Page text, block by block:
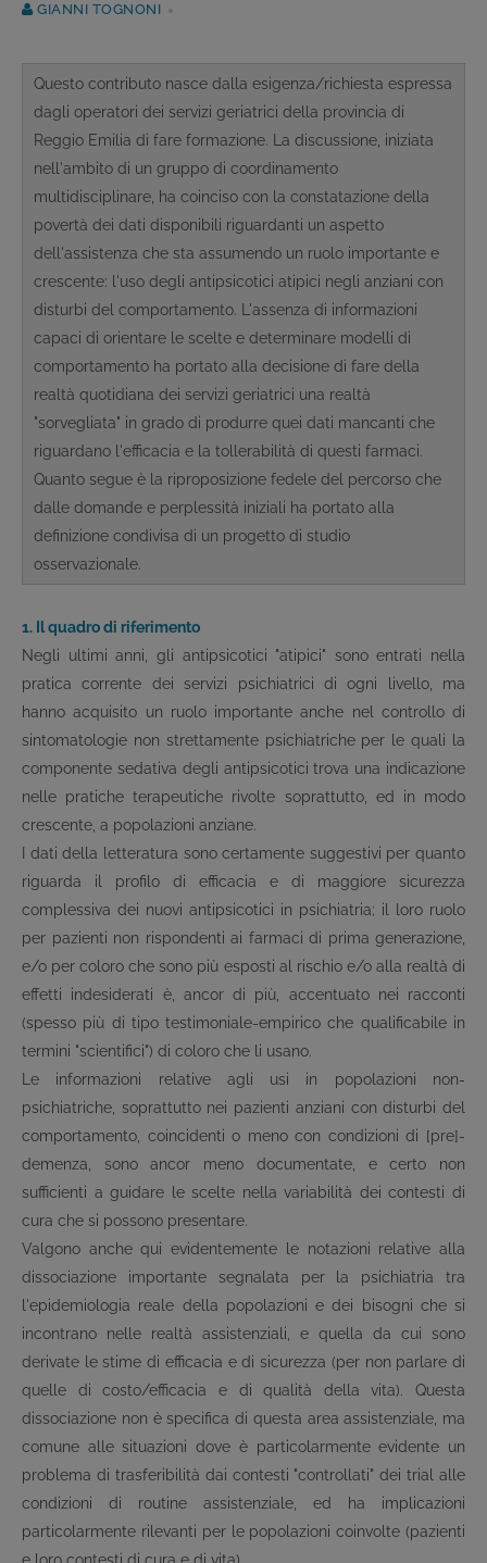
GIANNI TOGNONI
Questo contributo nasce dalla esigenza/richiesta espressa
dagli operatori dei servizi geriatrici della provincia di
Reggio Emilia di fare formazione. La discussione, iniziata
nell'ambito di un gruppo di coordinamento
multidisciplinare, ha coinciso con la constatazione della
povertà dei dati disponibili riguardanti un aspetto
dell'assistenza che sta assumendo un ruolo importante e
crescente: l'uso degli antipsicotici atipici negli anziani con
disturbi del comportamento. L'assenza di informazioni
capaci di orientare le scelte e determinare modelli di
comportamento ha portato alla decisione di fare della
realtà quotidiana dei servizi geriatrici una realtà
"sorvegliata" in grado di produrre quei dati mancanti che
riguardano l'efficacia e la tollerabilità di questi farmaci.
Quanto segue è la riproposizione fedele del percorso che
dalle domande e perplessità iniziali ha portato alla
definizione condivisa di un progetto di studio
osservazionale.
1. Il quadro di riferimento
Negli ultimi anni, gli antipsicotici "atipici" sono entrati nella
pratica corrente dei servizi psichiatrici di ogni livello, ma
hanno acquisito un ruolo importante anche nel controllo di
sintomatologie non strettamente psichiatriche per le quali la
componente sedativa degli antipsicotici trova una indicazione
nelle pratiche terapeutiche rivolte soprattutto, ed in modo
crescente, a popolazioni anziane.
I dati della letteratura sono certamente suggestivi per quanto
riguarda il profilo di efficacia e di maggiore sicurezza
complessiva dei nuovi antipsicotici in psichiatria; il loro ruolo
per pazienti non rispondenti ai farmaci di prima generazione,
e/o per coloro che sono più esposti al rischio e/o alla realtà di
effetti indesiderati è, ancor di più, accentuato nei racconti
(spesso più di tipo testimoniale-empirico che qualificabile in
termini "scientifici") di coloro che li usano.
Le informazioni relative agli usi in popolazioni non-
psichiatriche, soprattutto nei pazienti anziani con disturbi del
comportamento, coincidenti o meno con condizioni di [pre]-
demenza, sono ancor meno documentate, e certo non
sufficienti a guidare le scelte nella variabilità dei contesti di
cura che si possono presentare.
Valgono anche qui evidentemente le notazioni relative alla
dissociazione importante segnalata per la psichiatria tra
l'epidemiologia reale della popolazioni e dei bisogni che si
incontrano nelle realtà assistenziali, e quella da cui sono
derivate le stime di efficacia e di sicurezza (per non parlare di
quelle di costo/efficacia e di qualità della vita). Questa
dissociazione non è specifica di questa area assistenziale, ma
comune alle situazioni dove è particolarmente evidente un
problema di trasferibilità dai contesti "controllati" dei trial alle
condizioni di routine assistenziale, ed ha implicazioni
particolarmente rilevanti per le popolazioni coinvolte (pazienti